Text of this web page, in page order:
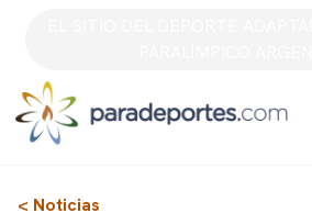
< Noticias